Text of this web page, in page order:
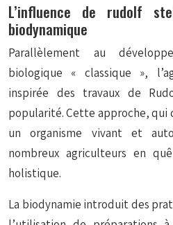
L’influence de rudolf
biodynamique
Parallèlement au
biologique « classique »,
inspirée des travaux de
popularité. Cette approche, qui
un organisme vivant et
nombreux agriculteurs en
holistique.
La biodynamie introduit des